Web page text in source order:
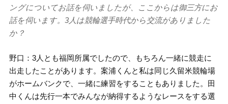
ングについてお話を伺いましたが、ここからは御三方にお
話を伺います。 3人は競輪選手時代から交流がありました
か？
野口：3人とも福岡所属でしたので、もちろん一緒に競走に
出走したことがあります。案浦くんと私は同じ久留米競輪場
がホームバンクで、一緒に練習をすることもありました。田
中くんは先行一本でみんなが納得するようなレースをする選